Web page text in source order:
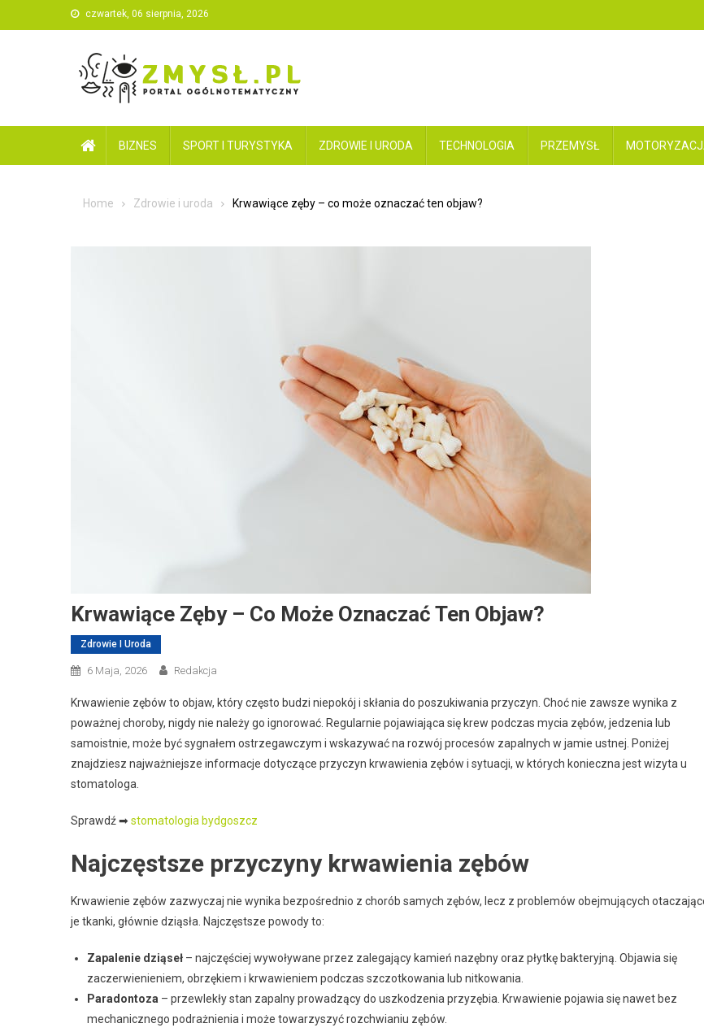
to
czwartek, 06 sierpnia, 2026
BIZNES SPORT I TURYSTYKA ZDROWIE I URODA TECHNOLOGIA PRZEMYSŁ
Home Zdrowie i uroda Krwawiące zęby – co może oznaczać ten objaw?
Krwawiące Zęby – Co Może Oznaczać Ten Objaw?
Zdrowie I Uroda
6 Maja, 2026 Redakcja
Krwawienie zębów to objaw, który często budzi niepokój i skłania do poszukiwania przyczyn. Choć nie zawsze wynika z
poważnej choroby, nigdy nie należy go ignorować. Regularnie pojawiająca się krew podczas mycia zębów, jedzenia lub
samoistnie, może być sygnałem ostrzegawczym i wskazywać na rozwój procesów zapalnych w jamie ustnej. Poniżej
znajdziesz najważniejsze informacje dotyczące przyczyn krwawienia zębów i sytuacji, w których konieczna jest wizyta u
stomatologa.
Sprawdź ➡stomatologia bydgoszcz
Najczęstsze przyczyny krwawienia zębów
Krwawienie zębów zazwyczaj nie wynika bezpośrednio z chorób samych zębów, lecz z problemów obejmujących
je tkanki, głównie dziąsła. Najczęstsze powody to:
Zapalenie dziąseł – najczęściej wywoływane przez zalegający kamień nazębny oraz płytkę bakteryjną. Objawia się
zaczerwienieniem, obrzękiem i krwawieniem podczas szczotkowania lub nitkowania.
Paradontoza – przewlekły stan zapalny prowadzący do uszkodzenia przyzębia. Krwawienie pojawia się nawet bez
mechanicznego podrażnienia i może towarzyszyć rozchwianiu zębów.